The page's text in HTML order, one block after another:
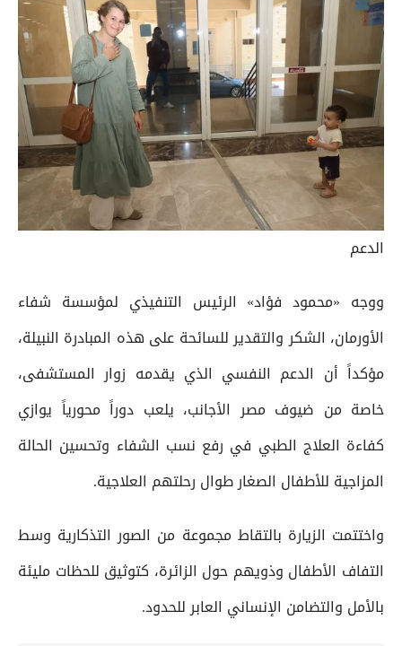
الدعم
ووجه «محمود فؤاد» الرئيس التنفيذي لمؤسسة شفاء
الأورمان، الشكر والتقدير للسائحة على هذه المبادرة النبيلة،
مؤكداً أن الدعم النفسي الذي يقدمه زوار المستشفى،
خاصة من ضيوف مصر الأجانب، يلعب دوراً محورياً يوازي
كفاءة العلاج الطبي في رفع نسب الشفاء وتحسين الحالة
المزاجية للأطفال الصغار طوال رحلتهم العلاجية.
واختتمت الزيارة بالتقاط مجموعة من الصور التذكارية وسط
التفاف الأطفال وذويهم حول الزائرة، كتوثيق للحظات مليئة
بالأمل والتضامن الإنساني العابر للحدود.